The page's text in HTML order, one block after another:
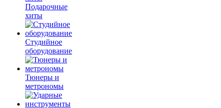
Подарочные
хиты
Студийное
оборудование
Тюнеры и
метрономы